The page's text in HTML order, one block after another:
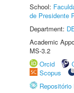
School:
de Presidente
Department:
Academic
MS-3.2
Orcid
Scopus